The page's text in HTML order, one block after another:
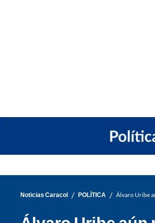
Noticias Caracol / POLÍTICA / Álvaro Uribe